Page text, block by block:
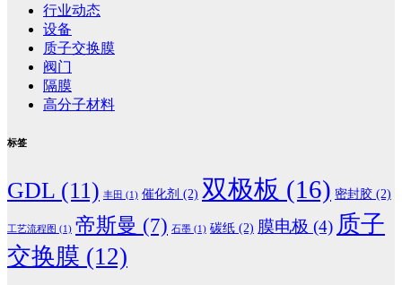
行业动态
设备
质子交换膜
阀门
隔膜
高分子材料
标签
GDL (11) 丰田 (1) 催化剂 (2) 双极板 (16) 密封胶 (2)
工艺流程图 (1) 帝斯曼 (7) 石墨 (1) 碳纸 (2) 膜电极 (4) 质子
交换膜 (12)